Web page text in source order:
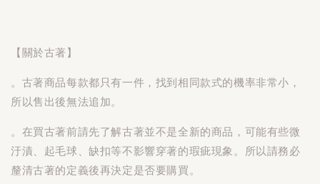
【關於古著】
。古著商品每款都只有一件，找到相同款式的機率非常小，
所以售出後無法追加。
。在買古著前請先了解古著並不是全新的商品，可能有些微
汙漬、起毛球、缺扣等不影響穿著的瑕疵現象。所以請務必
釐清古著的定義後再決定是否要購買。